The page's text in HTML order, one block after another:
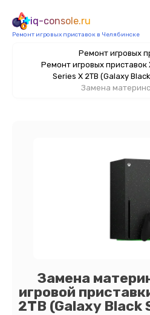
iq-console.ru
Ремонт игровых приставок в Челябинске
Ремонт игровых
Ремонт игровых приставок
Series X 2TB (Galaxy
Замена
Замена
игровой
2TB (Galaxy Black